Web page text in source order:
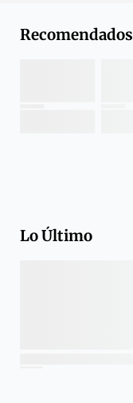
Recomendados
Lo Último